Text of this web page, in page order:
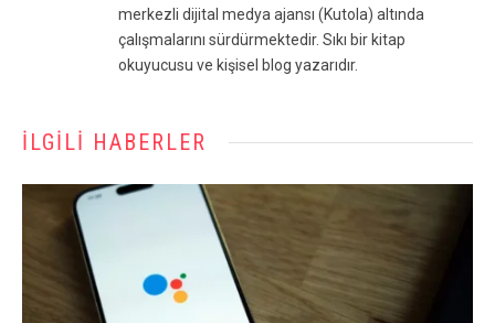
merkezli dijital medya ajansı (Kutola) altında
çalışmalarını sürdürmektedir. Sıkı bir kitap
okuyucusu ve kişisel blog yazarıdır.
İLGILI HABERLER